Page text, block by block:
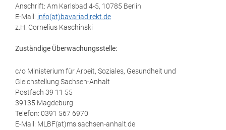
Anschrift: Am Karlsbad 4-5, 10785 Berlin
E-Mail: info(at)bavariadirekt.de
z.H. Cornelius Kaschinski
Zuständige Überwachungsstelle:
c/o Ministerium für Arbeit, Soziales, Gesundheit und
Gleichstellung Sachsen-Anhalt
Postfach 39 11 55
39135 Magdeburg
Telefon: 0391 567 6970
E-​Mail: MLBF(at)ms.sachsen-​anhalt.de